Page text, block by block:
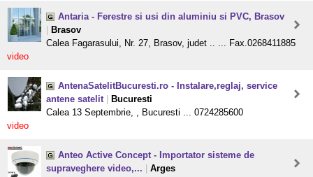
Antaria - Ferestre si usi din aluminiu si PVC, Brasov
Brasov
Calea Fagarasului, Nr. 27, Brasov, judet .. ... Fax.0268411885
video
AntenaSatelitBucuresti.ro - Instalare,reglaj, service
antene satelit
Bucuresti
Calea 13 Septembrie, , Bucuresti ... 0724285600
video
Anteo Active Concept - Importator sisteme de
supraveghere video,...
Arges